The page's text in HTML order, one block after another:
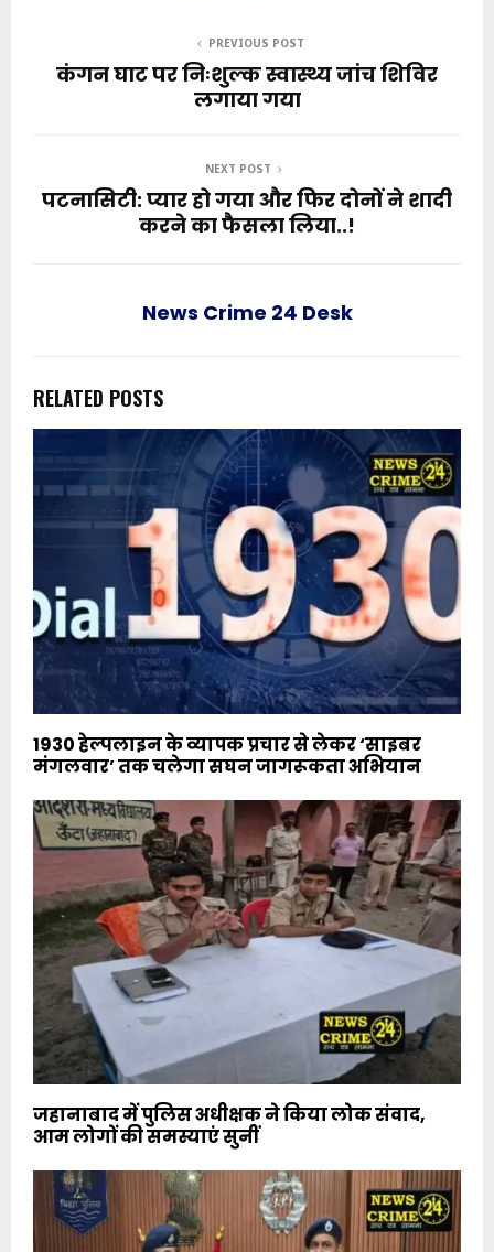
PREVIOUS POST
कंगन घाट पर निःशुल्क स्वास्थ्य जांच शिविर
लगाया गया
NEXT POST
पटनासिटी: प्यार हो गया और फिर दोनों ने शादी
करने का फैसला लिया..!
News Crime 24 Desk
RELATED POSTS
1930 हेल्पलाइन के व्यापक प्रचार से लेकर ‘साइबर
मंगलवार’ तक चलेगा सघन जागरूकता अभियान
जहानाबाद में पुलिस अधीक्षक ने किया लोक संवाद,
आम लोगों की समस्याएं सुनीं